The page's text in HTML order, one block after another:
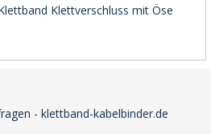
Klettverschluss mit Öse
- klettband-kabelbinder.de